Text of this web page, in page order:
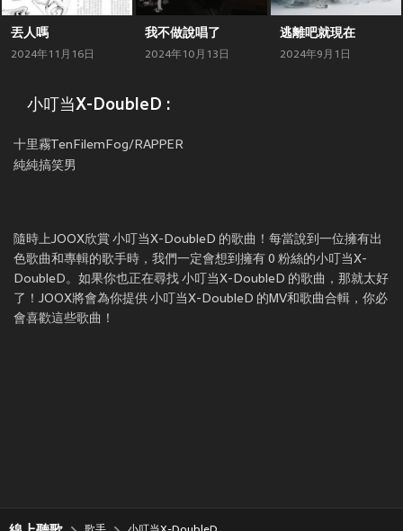
丟人嗎
2024年11月16日
我不做說唱了
2024年10月13日
逃離吧就現在
2024年9月1日
小叮当X-DoubleD :
十里霧TenFilemFog/RAPPER
純純搞笑男
隨時上JOOX欣賞 小叮当X-DoubleD 的歌曲！每當說到一位擁有出
色歌曲和專輯的歌手時，我們一定會想到擁有 0 粉絲的小叮当X-
DoubleD。如果你也正在尋找 小叮当X-DoubleD 的歌曲，那就太好
了！JOOX將會為你提供 小叮当X-DoubleD 的MV和歌曲合輯，你必
會喜歡這些歌曲！